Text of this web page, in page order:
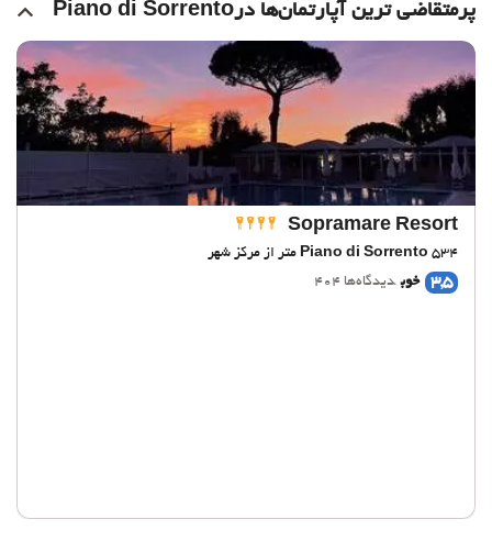
پرمتقاضی ترین آپارتمان‌‌ها درPiano di Sorrento
Sopramare Resort
Piano di Sorrento 534 متر از مرکز شهر
3,5 خوب دیدگاه‌ها 404